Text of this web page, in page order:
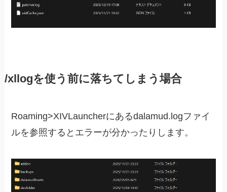
/xllogを使う前に落ちてしまう場合
Roaming>XIVLauncherにあるdalamud.logファイ
ルを参照するとエラーが分かったりします。